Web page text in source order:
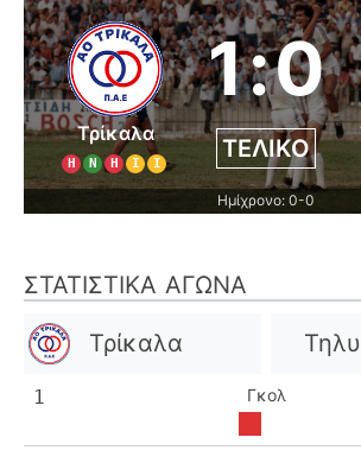
Τρίκαλα
Η Ν Η Ι Ι
1:0
ΤΕΛΙΚΌ
Ημίχρονο: 0-0
ΣΤΑΤΙΣΤΙΚΆ ΑΓΏΝΑ
Τρίκαλα
1 Γκολ